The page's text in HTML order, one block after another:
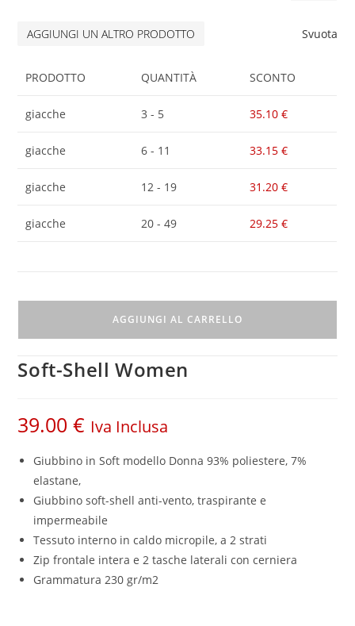
AGGIUNGI UN ALTRO PRODOTTO Svuota
PRODOTTO QUANTITÀ SCONTO
giacche 3 - 5 35.10€
giacche 6 - 11 33.15€
giacche 12 - 19 31.20€
giacche 20 - 49 29.25€
AGGIUNGI AL CARRELLO
Soft-Shell Women
39.00€ Iva Inclusa
Giubbino in Soft modello Donna93% poliestere, 7%
elastane,
Giubbino soft-shell anti-vento, traspirante e
impermeabile
Tessuto interno in caldo micropile, a 2 strati
Zip frontale intera e 2 tasche laterali con cerniera
Grammatura 230 gr/m2